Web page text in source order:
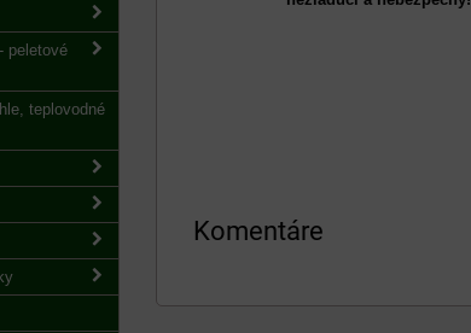
Komentáre
peletové
teplovodné